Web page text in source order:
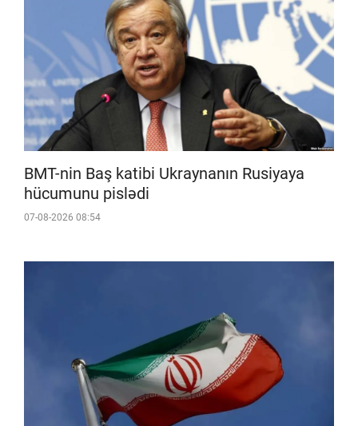
BMT-nin Baş katibi Ukraynanın Rusiyaya
hücumunu pislədi
07-08-2026 08:54